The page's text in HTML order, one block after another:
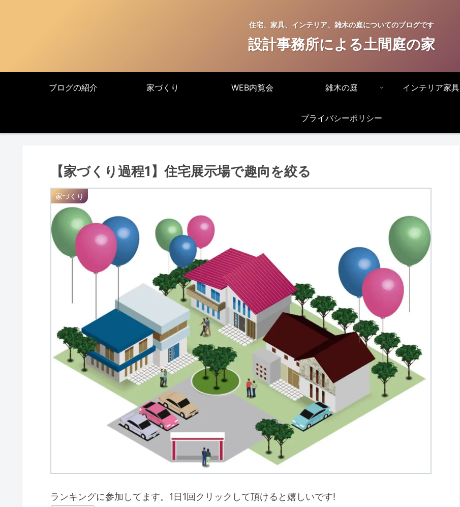
住宅、家具、インテリア、雑木の庭についてのブログです
設計事務所による土間庭の家
ブログの紹介 家づくり WEB内覧会 雑木の庭 インテリア家具
プライバシーポリシー
【家づくり過程1】住宅展示場で趣向を絞る
家づくり
ランキングに参加してます。1日1回クリックして頂けると嬉しいです!